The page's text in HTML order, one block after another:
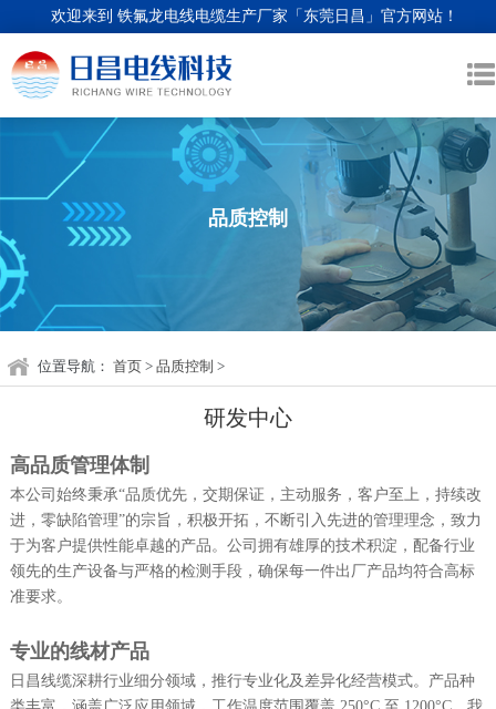
欢迎来到 铁氟龙电线电缆生产厂家「东莞日昌」官方网站！
品质控制
位置导航： 首页 > 品质控制 >
研发中心
高品质管理体制
本公司始终秉承“品质优先，交期保证，主动服务，客户至上，持续改
进，零缺陷管理”的宗旨，积极开拓，不断引入先进的管理理念，致力
于为客户提供性能卓越的产品。公司拥有雄厚的技术积淀，配备行业
领先的生产设备与严格的检测手段，确保每一件出厂产品均符合高标
准要求。
专业的线材产品
日昌线缆深耕行业细分领域，推行专业化及差异化经营模式。产品种